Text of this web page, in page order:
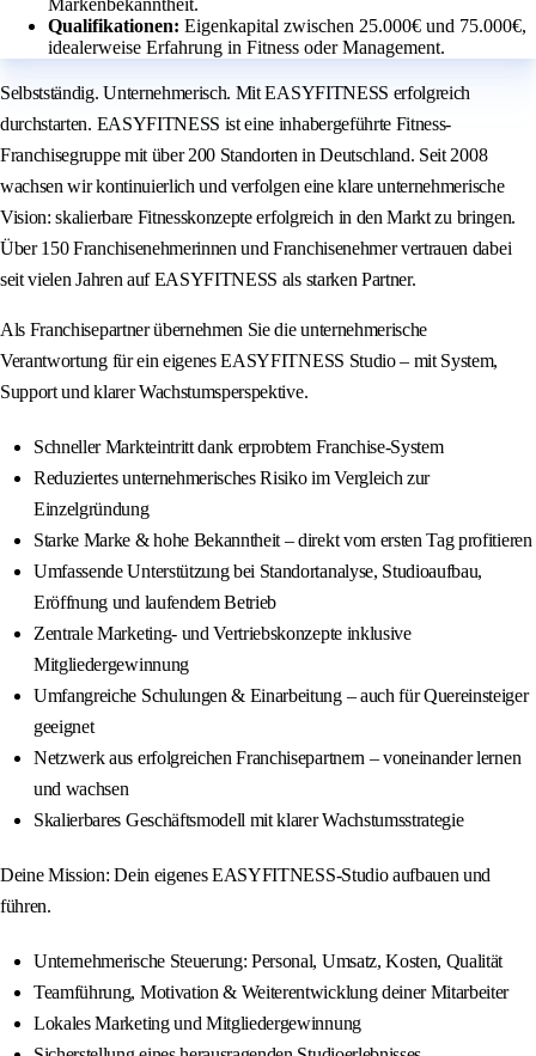
Markenbekanntheit.
Qualifikationen: Eigenkapital zwischen 25.000€ und 75.000€,
idealerweise Erfahrung in Fitness oder Management.
Selbstständig. Unternehmerisch. Mit EASYFITNESS erfolgreich
durchstarten. EASYFITNESS ist eine inhabergeführte Fitness-
Franchisegruppe mit über 200 Standorten in Deutschland. Seit 2008
wachsen wir kontinuierlich und verfolgen eine klare unternehmerische
Vision: skalierbare Fitnesskonzepte erfolgreich in den Markt zu bringen.
Über 150 Franchisenehmerinnen und Franchisenehmer vertrauen dabei
seit vielen Jahren auf EASYFITNESS als starken Partner.
Als Franchisepartner übernehmen Sie die unternehmerische
Verantwortung für ein eigenes EASYFITNESS Studio – mit System,
Support und klarer Wachstumsperspektive.
Schneller Markteintritt dank erprobtem Franchise-System
Reduziertes unternehmerisches Risiko im Vergleich zur
Einzelgründung
Starke Marke & hohe Bekanntheit – direkt vom ersten Tag profitieren
Umfassende Unterstützung bei Standortanalyse, Studioaufbau,
Eröffnung und laufendem Betrieb
Zentrale Marketing- und Vertriebskonzepte inklusive
Mitgliedergewinnung
Umfangreiche Schulungen & Einarbeitung – auch für Quereinsteiger
geeignet
Netzwerk aus erfolgreichen Franchisepartnern – voneinander lernen
und wachsen
Skalierbares Geschäftsmodell mit klarer Wachstumsstrategie
Deine Mission: Dein eigenes EASYFITNESS-Studio aufbauen und
führen.
Unternehmerische Steuerung: Personal, Umsatz, Kosten, Qualität
Teamführung, Motivation & Weiterentwicklung deiner Mitarbeiter
Lokales Marketing und Mitgliedergewinnung